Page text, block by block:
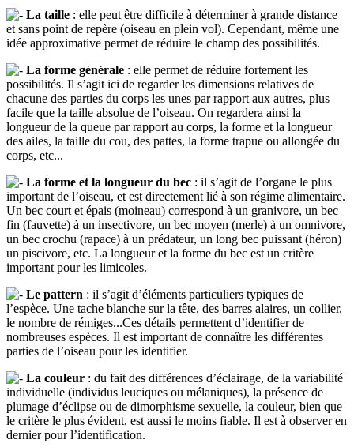
La taille : elle peut être difficile à déterminer à grande distance
et sans point de repère (oiseau en plein vol). Cependant, même une
idée approximative permet de réduire le champ des possibilités.
La forme générale : elle permet de réduire fortement les
possibilités. Il s’agit ici de regarder les dimensions relatives de
chacune des parties du corps les unes par rapport aux autres, plus
facile que la taille absolue de l’oiseau. On regardera ainsi la
longueur de la queue par rapport au corps, la forme et la longueur
des ailes, la taille du cou, des pattes, la forme trapue ou allongée du
corps, etc...
La forme et la longueur du bec : il s’agit de l’organe le plus
important de l’oiseau, et est directement lié à son régime alimentaire.
Un bec court et épais (moineau) correspond à un granivore, un bec
fin (fauvette) à un insectivore, un bec moyen (merle) à un omnivore,
un bec crochu (rapace) à un prédateur, un long bec puissant (héron)
un piscivore, etc. La longueur et la forme du bec est un critère
important pour les limicoles.
Le pattern : il s’agit d’éléments particuliers typiques de
l’espèce. Une tache blanche sur la tête, des barres alaires, un collier,
le nombre de rémiges...Ces détails permettent d’identifier de
nombreuses espèces. Il est important de connaître les différentes
parties de l’oiseau pour les identifier.
La couleur : du fait des différences d’éclairage, de la variabilité
individuelle (individus leuciques ou mélaniques), la présence de
plumage d’éclipse ou de dimorphisme sexuelle, la couleur, bien que
le critère le plus évident, est aussi le moins fiable. Il est à observer en
dernier pour l’identification.